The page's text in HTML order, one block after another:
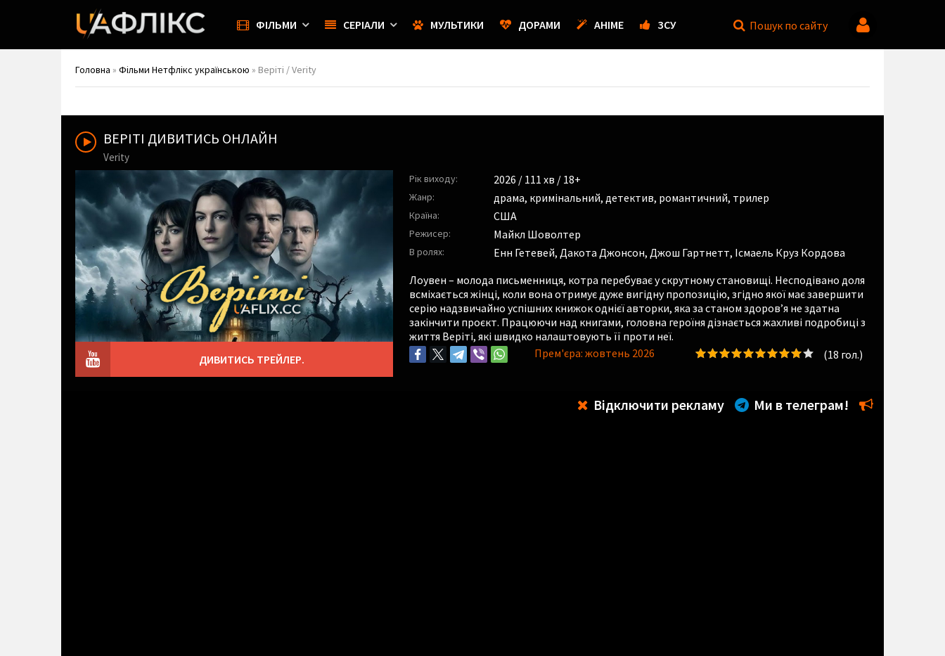
ФІЛЬМИ СЕРІАЛИ МУЛЬТИКИ ДОРАМИ АНІМЕ ЗСУ Пошук по сайту
Головна » Фільми Нетфлікс українською » Веріті / Verity
ВЕРІТІ ДИВИТИСЬ ОНЛАЙН
Verity
Рік виходу: 2026 / 111 хв / 18+
Жанр: драма, кримінальний, детектив, романтичний, трилер
Країна: США
Режисер: Майкл Шоволтер
В ролях: Енн Гетевей, Дакота Джонсон, Джош Гартнетт, Ісмаель Круз Кордова
Лоувен – молода письменниця, котра перебуває у скрутному становищі. Несподівано доля
всміхається жінці, коли вона отримує дуже вигідну пропозицію, згідно якої має завершити
серію надзвичайно успішних книжок однієї авторки, яка за станом здоров’я не здатна
закінчити проєкт. Працюючи над книгами, головна героїня дізнається жахливі подробиці з
життя Веріті, які швидко налаштовують її проти неї.
ДИВИТИСЬ ТРЕЙЛЕР.
Прем'єра: жовтень 2026 (18 гол.)
Відключити рекламу Ми в телеграм!